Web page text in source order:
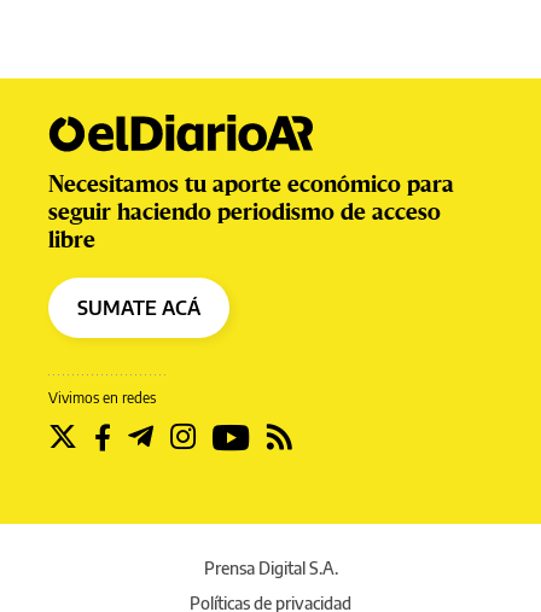
Vivimos en redes
Necesitamos tu aporte económico para
seguir haciendo periodismo de acceso
libre
SUMATE ACÁ
Prensa Digital S.A.
Políticas de privacidad